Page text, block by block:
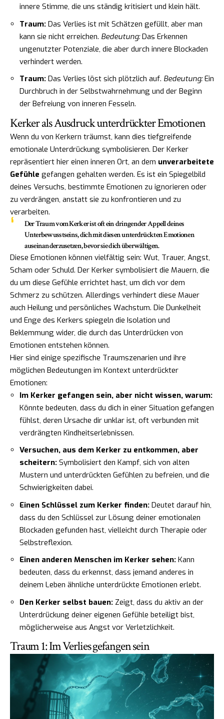
innere Stimme, die uns ständig kritisiert und klein hält.
Traum: Das Verlies ist mit Schätzen gefüllt, aber man
kann sie nicht erreichen. Bedeutung:Das Erkennen
ungenutzter Potenziale, die aber durch innere Blockaden
verhindert werden.
Traum: Das Verlies löst sich plötzlich auf. Bedeutung:Ein
Durchbruch in der Selbstwahrnehmung und der Beginn
der Befreiung von inneren Fesseln.
Kerker als Ausdruck unterdrückter Emotionen
Wenn du von Kerkern träumst, kann dies tiefgreifende
emotionale Unterdrückung symbolisieren. Der Kerker
repräsentiert hier einen inneren Ort, an dem unverarbeitete
Gefühle gefangen gehalten werden. Es ist ein Spiegelbild
deines Versuchs, bestimmte Emotionen zu ignorieren oder
zu verdrängen, anstatt sie zu konfrontieren und zu
verarbeiten.
Der Traum vom Kerker ist oft ein dringender Appell deines
Unterbewusstseins, dich mit diesen unterdrückten Emotionen
auseinanderzusetzen, bevor sie dich überwältigen.
Diese Emotionen können vielfältig sein: Wut, Trauer, Angst,
Scham oder Schuld. Der Kerker symbolisiert die Mauern, die
du um diese Gefühle errichtet hast, um dich vor dem
Schmerz zu schützen. Allerdings verhindert diese Mauer
auch Heilung und persönliches Wachstum. Die Dunkelheit
und Enge des Kerkers spiegeln die Isolation und
Beklemmung wider, die durch das Unterdrücken von
Emotionen entstehen können.
Hier sind einige spezifische Traumszenarien und ihre
möglichen Bedeutungen im Kontext unterdrückter
Emotionen:
Im Kerker gefangen sein, aber nicht wissen, warum:
Könnte bedeuten, dass du dich in einer Situation gefangen
fühlst, deren Ursache dir unklar ist, oft verbunden mit
verdrängten Kindheitserlebnissen.
Versuchen, aus dem Kerker zu entkommen, aber
scheitern: Symbolisiert den Kampf, sich von alten
Mustern und unterdrückten Gefühlen zu befreien, und die
Schwierigkeiten dabei.
Einen Schlüssel zum Kerker finden: Deutet darauf hin,
dass du den Schlüssel zur Lösung deiner emotionalen
Blockaden gefunden hast, vielleicht durch Therapie oder
Selbstreflexion.
Einen anderen Menschen im Kerker sehen: Kann
bedeuten, dass du erkennst, dass jemand anderes in
deinem Leben ähnliche unterdrückte Emotionen erlebt.
Den Kerker selbst bauen: Zeigt, dass du aktiv an der
Unterdrückung deiner eigenen Gefühle beteiligt bist,
möglicherweise aus Angst vor Verletzlichkeit.
Traum 1: Im Verlies gefangen sein